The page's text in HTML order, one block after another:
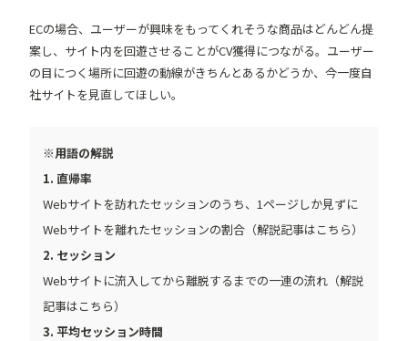
ECの場合、ユーザーが興味をもってくれそうな商品はどんどん提
案し、サイト内を回遊させることがCV獲得につながる。ユーザー
の目につく場所に回遊の動線がきちんとあるかどうか、今一度自
社サイトを見直してほしい。
※用語の解説
1. 直帰率
Webサイトを訪れたセッションのうち、1ページしか見ずに
Webサイトを離れたセッションの割合（解説記事はこちら）
2. セッション
Webサイトに流入してから離脱するまでの一連の流れ（解説
記事はこちら）
3. 平均セッション時間